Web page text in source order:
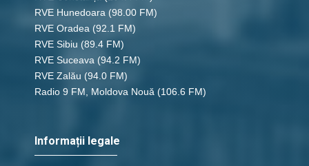
RVE Hunedoara (98.00 FM)
RVE Oradea (92.1 FM)
RVE Sibiu (89.4 FM)
RVE Suceava (94.2 FM)
RVE Zalău (94.0 FM)
Radio 9 FM, Moldova Nouă (106.6 FM)
Informații legale